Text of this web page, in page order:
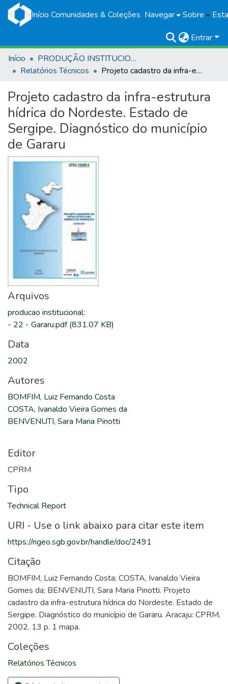
Início Comunidades & Coleções Navegar Sobre
Entrar
Início
PRODUÇÃO INSTITUCIONAL
Relatórios Técnicos
Projeto cadastro da infra-estrutura hídrica do Nordeste. Estado de Sergipe. Diagnóstico do município de Gararu
Projeto cadastro da infra-estrutura
hídrica do Nordeste. Estado de
Sergipe. Diagnóstico do município
de Gararu
Arquivos
producao institucional:
- 22 - Gararu.pdf(831.07 KB)
Data
2002
Autores
BOMFIM, Luiz Fernando Costa
COSTA, Ivanaldo Vieira Gomes da
BENVENUTI, Sara Maria Pinotti
Editor
CPRM
Tipo
Technical Report
URI - Use o link abaixo para citar este item
https://rigeo.sgb.gov.br/handle/doc/2491
Citação
BOMFIM, Luiz Fernando Costa; COSTA, Ivanaldo Vieira
Gomes da; BENVENUTI, Sara Maria Pinotti. Projeto
cadastro da infra-estrutura hídrica do Nordeste. Estado de
Sergipe. Diagnóstico do município de Gararu. Aracaju: CPRM,
2002. 13 p. 1 mapa.
Coleções
Relatórios Técnicos